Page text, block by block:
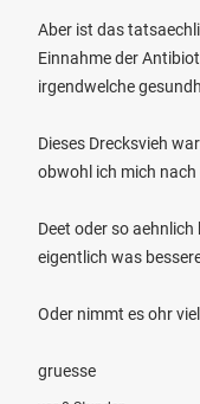
Aber ist das
Einnahme der
irgendwelche
Dieses Drecksvieh
obwohl ich mich
Deet oder so
eigentlich was
Oder nimmt es ohr
gruesse